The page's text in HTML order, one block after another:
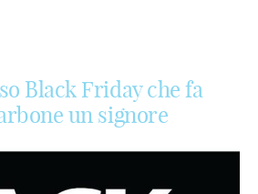
Black Friday che fa
un signore